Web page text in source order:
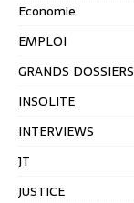
Economie
EMPLOI
GRANDS DOSSIERS
INSOLITE
INTERVIEWS
JT
JUSTICE